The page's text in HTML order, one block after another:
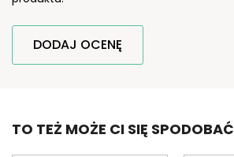
DODAJ OCENĘ
TO TEŻ MOŻE CI SIĘ SPODOBAĆ